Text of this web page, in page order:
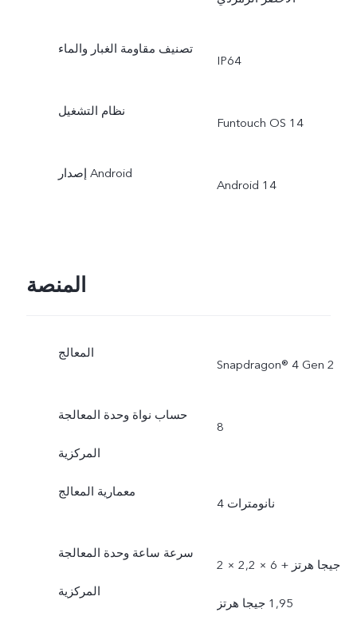
تصنيف مقاومة الغبار والماء
IP64
نظام التشغيل
Funtouch OS 14
إصدار Android
Android 14
المنصة
المعالج
‎Snapdragon®‎ 4 ‎Gen 2
حساب نواة وحدة المعالجة
المركزية
8
معمارية المعالج
4 نانومترات
سرعة ساعة وحدة المعالجة
المركزية
2 × 2,2 جيجا هرتز + 6 ×
1,95 جيجا هرتز